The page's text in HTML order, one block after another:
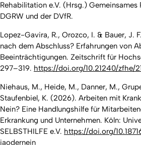
Rehabilitation e.V. (Hrsg.)
DGRW und der DVfR.
Lopez-Gavira, R., Orozco, I. & Bauer, J.
nach dem Abschluss? Erfahrungen von
Beeinträchtigungen. Zeitschrift für
297–319. https://doi.org/10.21240/zfhe/
Niehaus, M., Heide, M., Danner, M.,
Staufenbiel, K. (2026). Arbeiten mit
Nein? Eine Handlungshilfe für
Erkrankung und Unternehmen. Köln:
SELBSTHILFE e.V. https://doi.org/
jaodernein